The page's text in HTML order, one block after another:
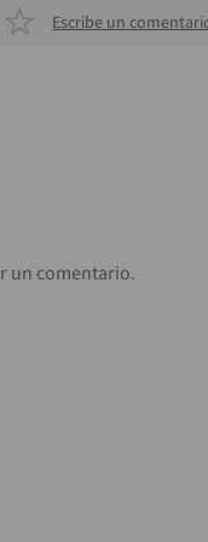
☆ Escribe un